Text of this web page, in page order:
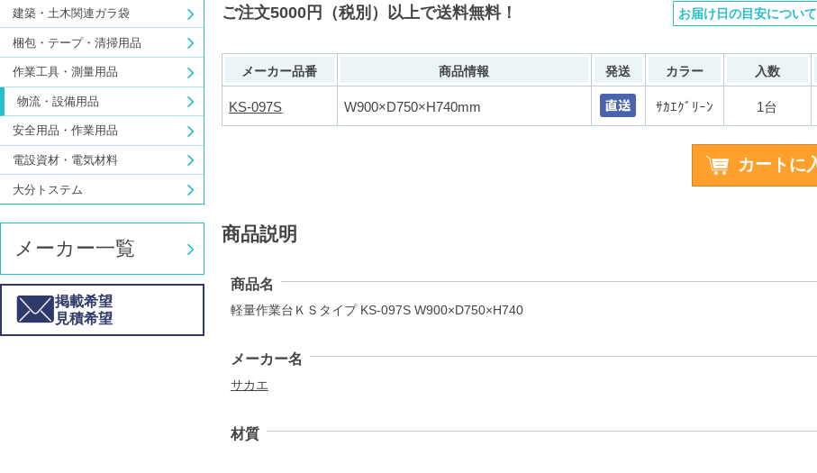
建築・土木関連ガラ袋
梱包・テープ・清掃用品
作業工具・測量用品
物流・設備用品
安全用品・作業用品
電設資材・電気材料
大分トステム
メーカー一覧
掲載希望
見積希望
ご注文5000円（税別）以上で送料無料！ お届け日の目安について
メーカー品番 商品情報 発送 カラー 入数
KS-097S W900×D750×H740mm ｻｶｴｸﾞﾘｰﾝ 1台
商品説明
商品名
軽量作業台ＫＳタイプ KS-097S W900×D750×H740
メーカー名
サカエ
材質